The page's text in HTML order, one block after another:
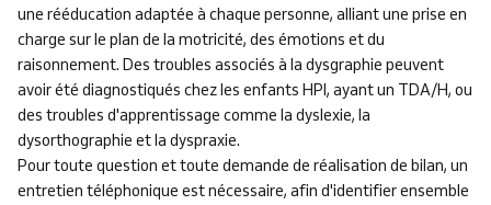
une rééducation adaptée à chaque personne, alliant une prise en
charge sur le plan de la motricité, des émotions et du
raisonnement. Des troubles associés à la dysgraphie peuvent
avoir été diagnostiqués chez les enfants HPI, ayant un TDA/H, ou
des troubles d'apprentissage comme la dyslexie, la
dysorthographie et la dyspraxie.
Pour toute question et toute demande de réalisation de bilan, un
entretien téléphonique est nécessaire, afin d'identifier ensemble